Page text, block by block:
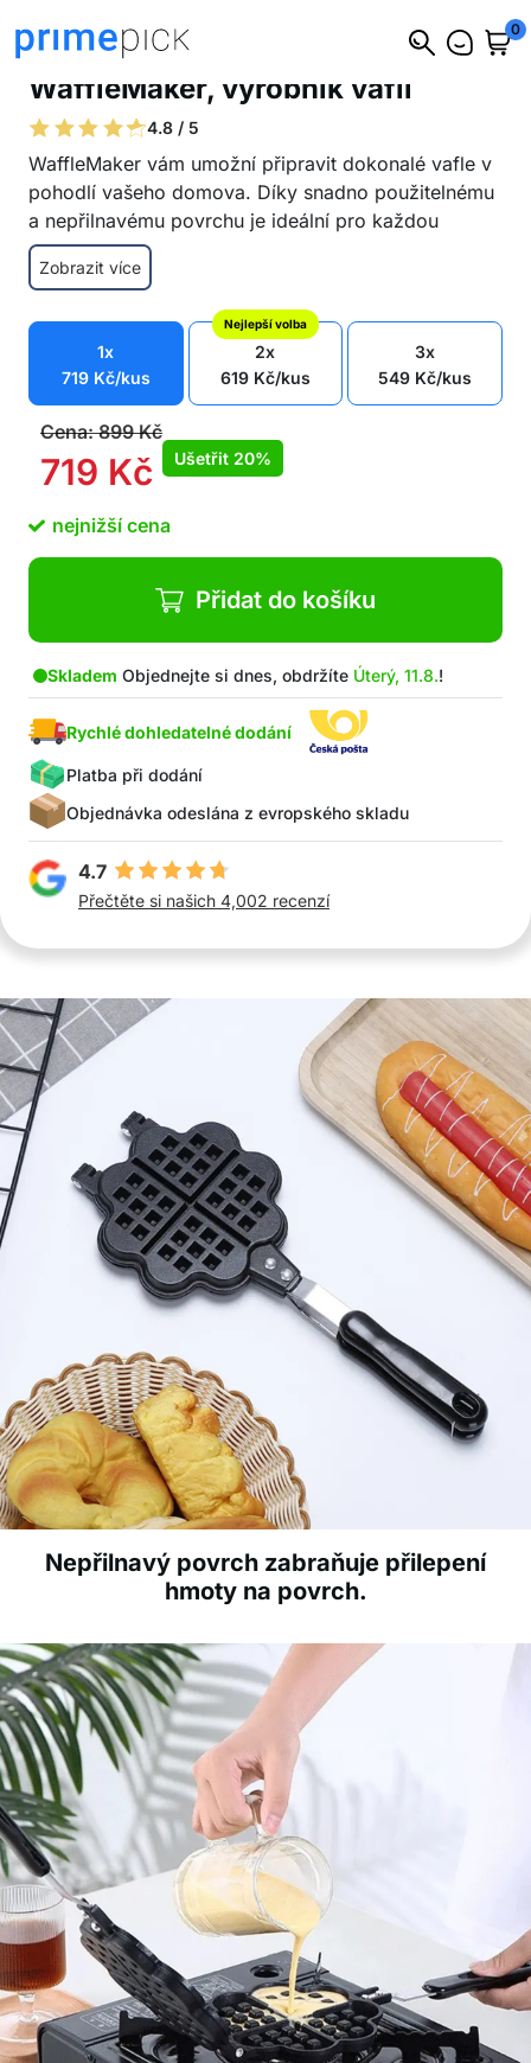
0
WaffleMaker, výrobník vaflí
4.8 / 5
WaffleMaker vám umožní připravit dokonalé vafle v
pohodlí vašeho domova. Díky snadno použitelnému
a nepřilnavému povrchu je ideální pro každou
kuchyni.
Dokonalý tvar pro skutečné vafle
Rovnoměrné rozložení tepla pro lahodné
zlatohnědé vafle
Snadné použití – nalijte směs do pánve a
zavřete víko
Speciální povrchová úprava zabraňuje přilepení
Snadné čištění houbičkou a čisticím
Rychlé zahřátí pro přípravu vaflí během několika
minut
Kompaktní design, úspora místa
V balení: 1x výrobník vaflí
Zobrazit více
1x
719 Kč/kus
Nejlepší volba
2x
619 Kč/kus
3x
549 Kč/kus
Cena:899Kč
719 Kč Ušetřit 20%
nejnižší cena
Přidat do košíku
Skladem Objednejte si dnes, obdržíte Úterý, 11.8.!
Rychlé dohledatelné dodání
Platba při dodání
Objednávka odeslána z evropského skladu
4.7
Přečtěte si našich 4,002 recenzí
Nepřilnavý povrch zabraňuje přilepení
hmoty na povrch.